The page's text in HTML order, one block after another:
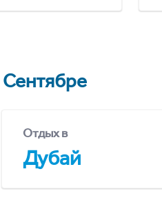
Сентябре
Отдых в
Дубай